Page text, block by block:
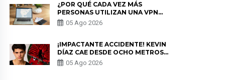
¿POR QUÉ CADA VEZ MÁS
PERSONAS UTILIZAN UNA VPN
PARA PROTEGER SU
PRIVACIDAD?
05 Ago 2026
¡IMPACTANTE ACCIDENTE! KEVIN
DÍAZ CAE DESDE OCHO METROS
EN “ESTO ES GUERRA” Y GENERA
PREOCUPACIÓN
05 Ago 2026